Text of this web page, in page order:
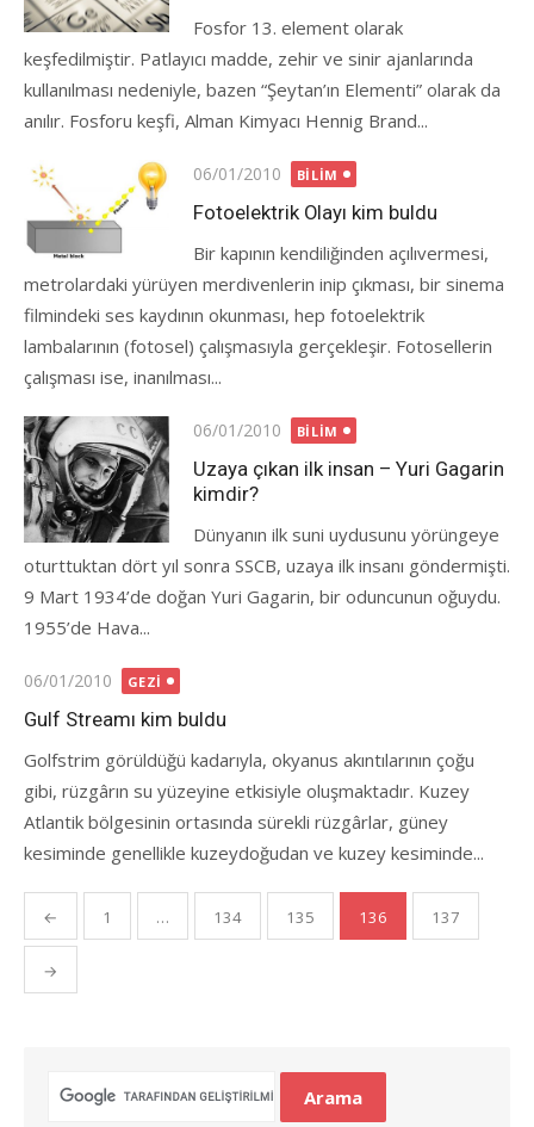
Fosfor 13. element olarak
keşfedilmiştir. Patlayıcı madde, zehir ve sinir ajanlarında
kullanılması nedeniyle, bazen “Şeytan’ın Elementi” olarak da
anılır. Fosforu keşfi, Alman Kimyacı Hennig Brand...
Posted
on
06/01/2010 BILIM
Fotoelektrik Olayı kim buldu
Bir kapının kendiliğinden açılıvermesi,
metrolardaki yürüyen merdivenlerin inip çıkması, bir sinema
filmindeki ses kaydının okunması, hep fotoelektrik
lambalarının (fotosel) çalışmasıyla gerçekleşir. Fotosellerin
çalışması ise, inanılması...
Posted
on
06/01/2010 BILIM
Uzaya çıkan ilk insan – Yuri Gagarin
kimdir?
Dünyanın ilk suni uydusunu yörüngeye
oturttuktan dört yıl sonra SSCB, uzaya ilk insanı göndermişti.
9 Mart 1934’de doğan Yuri Gagarin, bir oduncunun oğuydu.
1955’de Hava...
Posted
on
06/01/2010 GEZI
Gulf Streamı kim buldu
Golfstrim görüldüğü kadarıyla, okyanus akıntılarının çoğu
gibi, rüzgârın su yüzeyine etkisiyle oluşmaktadır. Kuzey
Atlantik bölgesinin ortasında sürekli rüzgârlar, güney
kesiminde genellikle kuzeydoğudan ve kuzey kesiminde...
Yazı
gezinmesi
← 1 … 134 135 136 137
→